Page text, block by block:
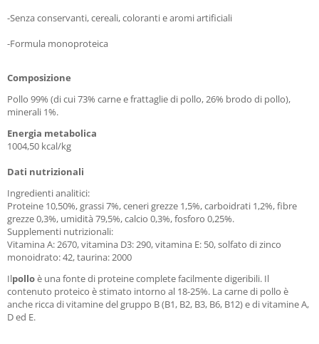
-Senza conservanti, cereali, coloranti e aromi artificiali
-Formula monoproteica
Composizione
Pollo 99% (di cui 73% carne e frattaglie di pollo, 26% brodo di pollo),
minerali 1%.
Energia metabolica
1004,50 kcal/kg
Dati nutrizionali
Ingredienti analitici:
Proteine 10,50%, grassi 7%, ceneri grezze 1,5%, carboidrati 1,2%, fibre
grezze 0,3%, umidità 79,5%, calcio 0,3%, fosforo 0,25%.
Supplementi nutrizionali:
Vitamina A: 2670, vitamina D3: 290, vitamina E: 50, solfato di zinco
monoidrato: 42, taurina: 2000
Ilpolloè una fonte di proteine complete facilmente digeribili. Il
contenuto proteico è stimato intorno al 18-25%. La carne di pollo è
anche ricca di vitamine del gruppo B (B1, B2, B3, B6, B12) e di vitamine A,
D ed E.